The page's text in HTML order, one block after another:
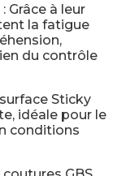
: Grâce à leur
la fatigue
du contrôle
Sticky
idéale pour le
conditions